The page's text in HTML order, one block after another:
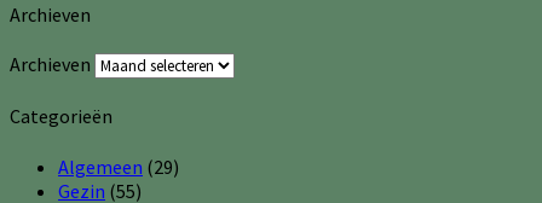
Archieven
Archieven
Categorieën
Algemeen (29)
Gezin (55)